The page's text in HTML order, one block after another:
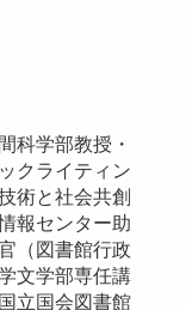
科学部教授・
クライティン
術と社会共創
報センター助
（図書館行政
文学部専任講
立国会図書館